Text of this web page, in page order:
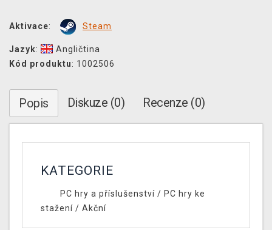
Aktivace: Steam
Jazyk:
Angličtina
Kód produktu: 1002506
Popis Diskuze (0) Recenze (0)
KATEGORIE
PC hry a příslušenství/ PC hry ke
stažení / Akční